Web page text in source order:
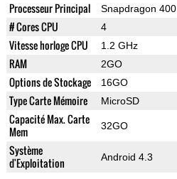
Processeur Principal Snapdragon 400
# Cores CPU 4
Vitesse horloge CPU 1.2 GHz
RAM 2GO
Options de Stockage 16GO
Type Carte Mémoire MicroSD
Capacité Max. Carte
Mem
32GO
Système
d'Exploitation
Android 4.3